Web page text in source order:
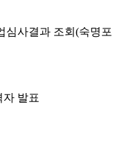
심사결과 조회(숙명포
발표